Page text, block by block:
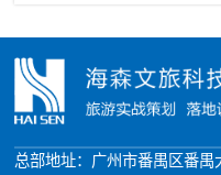
总部地址：广州市番禺区番禺